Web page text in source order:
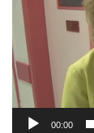
00:00